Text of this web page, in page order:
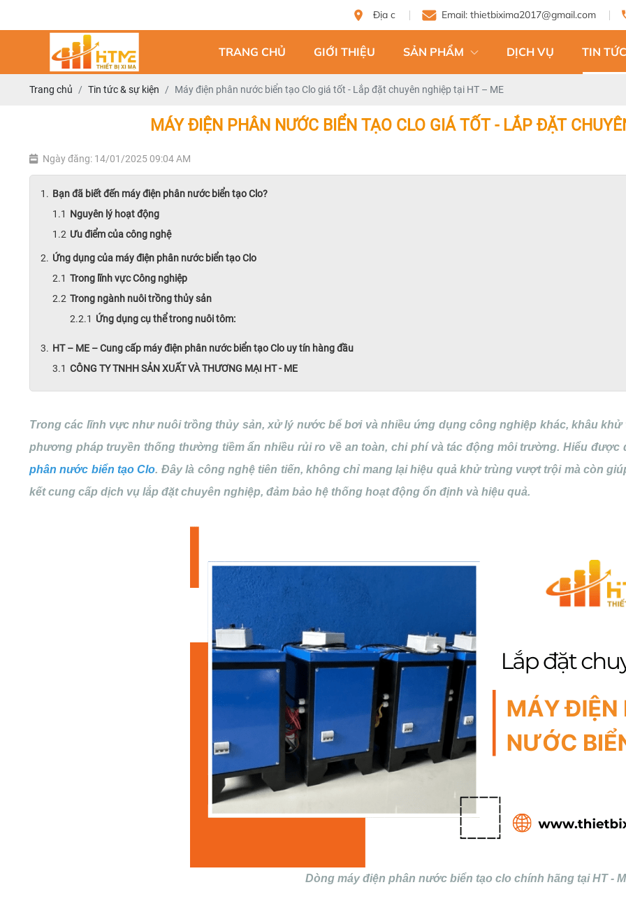
Địa chỉ: 124 Tam Châu, Tam Bình, Thành phố Hồ Chí Minh
Email: thietbixima2017@gmail.com
TRANG CHỦ GIỚI THIỆU SẢN PHẨM DỊCH VỤ TIN
Trang chủ Tin tức & sự kiện Máy điện phân nước biển tạo Clo giá tốt - Lắp đặt chuyên nghiệp tại HT – ME
MÁY ĐIỆN PHÂN NƯỚC BIỂN TẠO CLO GIÁ TỐT - LẮP ĐẶT
Ngày đăng: 14/01/2025 09:04 AM
Bạn đã biết đến máy điện phân nước biển tạo Clo?
Nguyên lý hoạt động
Ưu điểm của công nghệ
Ứng dụng của máy điện phân nước biển tạo Clo
Trong lĩnh vực Công nghiệp
Trong ngành nuôi trồng thủy sản
Ứng dụng cụ thể trong nuôi tôm:
HT – ME – Cung cấp máy điện phân nước biển tạo Clo uy tín hàng đầu
CÔNG TY TNHH SẢN XUẤT VÀ THƯƠNG MẠI HT - ME
Trong các lĩnh vực như nuôi trồng thủy sản, xử lý nước bể bơi và nhiều ứng dụng công nghiệp khác, khâu
phương pháp truyền thống thường tiềm ẩn nhiều rủi ro về an toàn, chi phí và tác động môi trường. Hiểu
phân nước biển tạo Clo. Đây là công nghệ tiên tiến, không chỉ mang lại hiệu quả khử trùng vượt trội mà còn
kết cung cấp dịch vụ lắp đặt chuyên nghiệp, đảm bảo hệ thống hoạt động ổn định và hiệu quả.
Dòng máy điện phân nước biển tạo clo chính hãng tại HT -